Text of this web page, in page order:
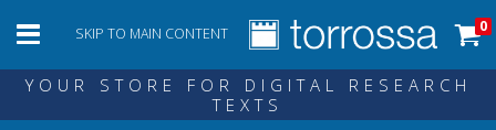
SKIP TO MAIN CONTENT 0
YOUR STORE FOR DIGITAL RESEARCH
TEXTS